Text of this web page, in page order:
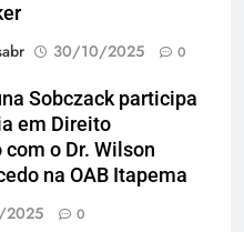
30/10/2025 0
Sobczack participa
em Direito
o Dr. Wilson
na OAB Itapema
0